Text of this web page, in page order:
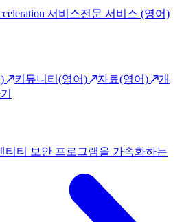
서비스전문 서비스 (영어)
커뮤니티(영어) 자료(영어)
개
티티 보안 프로그램을 가속화하는